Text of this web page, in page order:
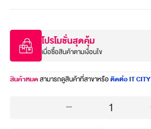
โปรโมชั่นสุดคุ้ม
เมื่อซื้อสินค้าตามเงื่อนไข
สินค้าหมดสามารถดูสินค้าที่สาขาหรือติดต่อ IT CITY
1